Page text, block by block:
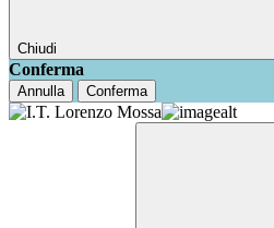
Chiudi
Conferma
Annulla Conferma